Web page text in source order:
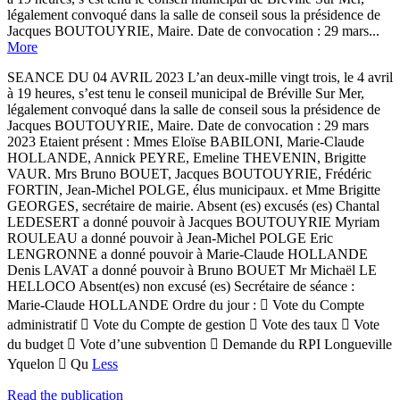
légalement convoqué dans la salle de conseil sous la présidence de
Jacques BOUTOUYRIE, Maire. Date de convocation : 29 mars...
More
SEANCE DU 04 AVRIL 2023 L’an deux-mille vingt trois, le 4 avril
à 19 heures, s’est tenu le conseil municipal de Bréville Sur Mer,
légalement convoqué dans la salle de conseil sous la présidence de
Jacques BOUTOUYRIE, Maire. Date de convocation : 29 mars
2023 Etaient présent : Mmes Eloïse BABILONI, Marie-Claude
HOLLANDE, Annick PEYRE, Emeline THEVENIN, Brigitte
VAUR. Mrs Bruno BOUET, Jacques BOUTOUYRIE, Frédéric
FORTIN, Jean-Michel POLGE, élus municipaux. et Mme Brigitte
GEORGES, secrétaire de mairie. Absent (es) excusés (es) Chantal
LEDESERT a donné pouvoir à Jacques BOUTOUYRIE Myriam
ROULEAU a donné pouvoir à Jean-Michel POLGE Eric
LENGRONNE a donné pouvoir à Marie-Claude HOLLANDE
Denis LAVAT a donné pouvoir à Bruno BOUET Mr Michaël LE
HELLOCO Absent(es) non excusé (es) Secrétaire de séance :
Marie-Claude HOLLANDE Ordre du jour :  Vote du Compte
administratif  Vote du Compte de gestion  Vote des taux  Vote
du budget  Vote d’une subvention  Demande du RPI Longueville
Yquelon  Qu Less
Read the publication